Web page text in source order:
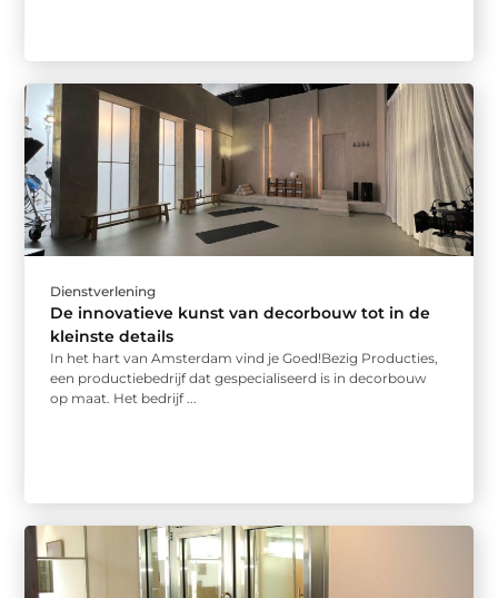
Dienstverlening
De innovatieve kunst van decorbouw tot in de
kleinste details
In het hart van Amsterdam vind je Goed!Bezig Producties,
een productiebedrijf dat gespecialiseerd is in decorbouw
op maat. Het bedrijf ...